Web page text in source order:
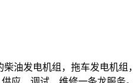
油发电机组，拖车发电机